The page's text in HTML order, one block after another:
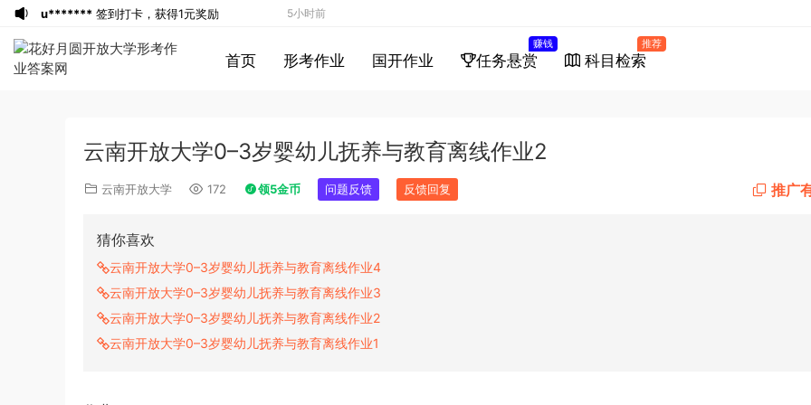
首页 形考作业 国开作业 任务悬赏
赚钱
科目检索
推荐
云南开放大学0–3岁婴幼儿抚养与教育离线作业2
云南开放大学 172 领5金币 问题反馈 反馈回复 推广
猜你喜欢
云南开放大学0–3岁婴幼儿抚养与教育离线作业4
云南开放大学0–3岁婴幼儿抚养与教育离线作业3
云南开放大学0–3岁婴幼儿抚养与教育离线作业2
云南开放大学0–3岁婴幼儿抚养与教育离线作业1
u******* 签到打卡，获得1元奖励 5小时前
u*******登录了本站
u******* 5小时前
下载了资源2013年921公务员考试
6小时前
6小时前
6小时前
下载了资源
2019年420联考《行
《行测》真题答案及解析
签到打卡，获得1元奖励 6分钟前
登录了本站 8分钟前
下载了资源2019年420联考《行
2小时前